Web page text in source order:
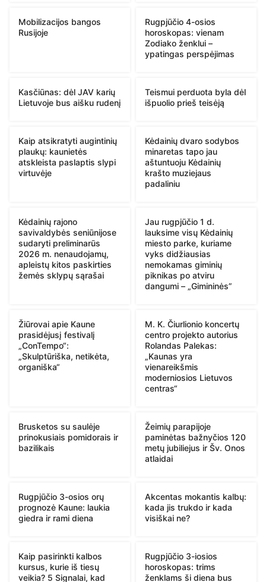
Mobilizacijos bangos
Rusijoje
Rugpjūčio 4-osios
horoskopas: vienam
Zodiako ženklui –
ypatingas perspėjimas
Kasčiūnas: dėl JAV karių
Lietuvoje bus aišku rudenį
Teismui perduota byla dėl
išpuolio prieš teisėją
Kaip atsikratyti augintinių
plaukų: kaunietės
atskleista paslaptis slypi
virtuvėje
Kėdainių dvaro sodybos
minaretas tapo jau
aštuntuoju Kėdainių
krašto muziejaus
padaliniu
Kėdainių rajono
savivaldybės seniūnijose
sudaryti preliminarūs
2026 m. nenaudojamų,
apleistų kitos paskirties
žemės sklypų sąrašai
Jau rugpjūčio 1 d.
lauksime visų Kėdainių
miesto parke, kuriame
vyks didžiausias
nemokamas giminių
piknikas po atviru
dangumi – „Gimininės”
Žiūrovai apie Kaune
prasidėjusį festivalį
„ConTempo“:
„Skulptūriška, netikėta,
organiška“
M. K. Čiurlionio koncertų
centro projekto autorius
Rolandas Palekas:
„Kaunas yra
vienareikšmis
moderniosios Lietuvos
centras“
Brusketos su saulėje
prinokusiais pomidorais ir
bazilikais
Žeimių parapijoje
paminėtas bažnyčios 120
metų jubiliejus ir Šv. Onos
atlaidai
Rugpjūčio 3-osios orų
prognozė Kaune: laukia
giedra ir rami diena
Akcentas mokantis kalbų:
kada jis trukdo ir kada
visiškai ne?
Kaip pasirinkti kalbos
kursus, kurie iš tiesų
veikia? 5 Signalai, kad
Rugpjūčio 3-iosios
horoskopas: trims
ženklams ši diena bus